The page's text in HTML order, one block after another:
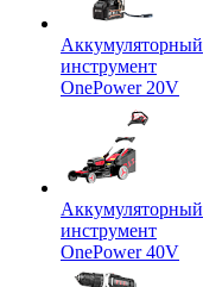
Аккумуляторный
инструмент
OnePower 20V
Аккумуляторный
инструмент
OnePower 40V